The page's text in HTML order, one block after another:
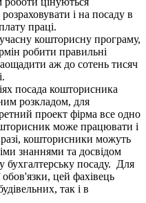
і на посаду в
праці.
кошторисну програму,
робити правильні
аж до сотень тисяч
посада кошторисника
розкладом, для
проект фірма все одно
може працювати і
кошторисники можуть
знаннями та досвідом
бухгалтерську посаду. Для
цей фахівець
так і в